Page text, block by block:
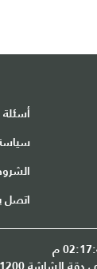
أسئلة
اتصل